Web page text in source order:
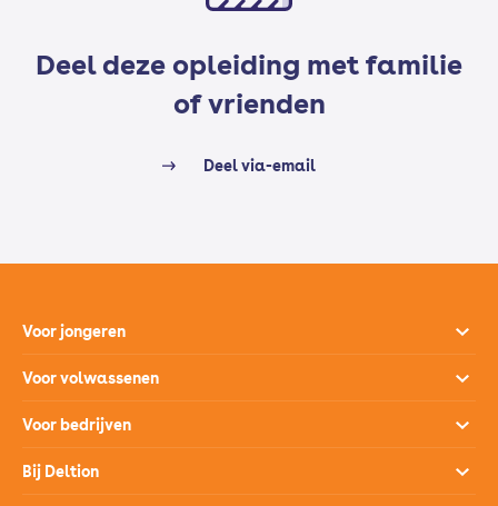
Deel deze opleiding met familie
of vrienden
Deel via-email
Voor jongeren
Opleidingen
Open dagen
Studiekeuzehulp
Hoe werkt het mbo
Voor volwassenen
Opleidingen
Loopbaanontwikkeling
SprintLyceum
Voor bedrijven
Opleidingen
Branches
Bij Deltion